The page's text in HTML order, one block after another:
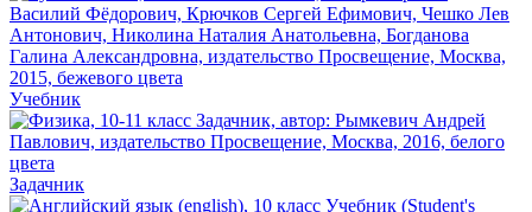
Учебник
Задачник